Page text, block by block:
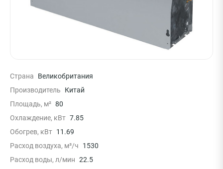
Страна
Великобритания
Производитель
Китай
Площадь, м² 80
Охлаждение, кВт 7.85
Обогрев, кВт 11.69
Расход воздуха, м³/ч
1530
Расход воды, л/мин 22.5